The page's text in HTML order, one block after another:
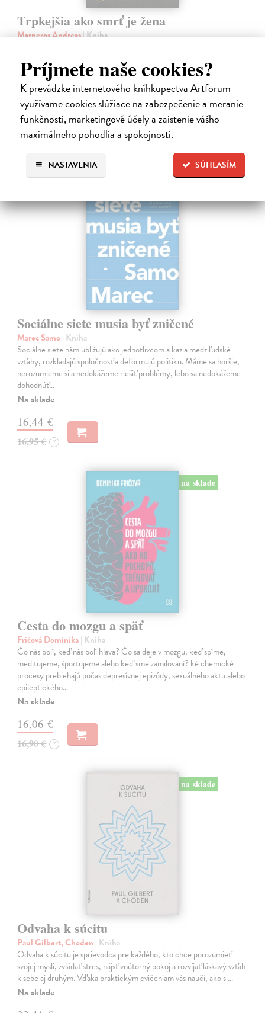
Príjmete naše cookies?
K prevádzke internetového kníhkupectva Artforum
využívame cookies slúžiace na zabezpečenie a meranie
funkčnosti, marketingové účely a zaistenie vášho
maximálneho pohodlia a spokojnosti.
SÚHLASÍM
NASTAVENIA
Trpkejšia ako smrť je žena
Marneros Andreas| Kniha
rovnocennosť a rovnoprávnosť ženy a muža. Vojna a mier medzi
pohlaviami sa však nezačali feminizmom 20. storočia, ale ich
spolužitím.
Zasielame do 14 dní
22,05 €
24,50 € ?
na sklade
Sociálne siete musia byť zničené
Marec Samo| Kniha
Sociálne siete nám ubližujú ako jednotlivcom a kazia medziľudské
vzťahy, rozkladajú spoločnosť a deformujú politiku. Máme sa horšie,
nerozumieme si a nedokážeme riešiť problémy, lebo sa nedokážeme
dohodnúť…
Na sklade
16,44 €
16,95 € ?
na sklade
Cesta do mozgu a späť
Fričová Dominika| Kniha
Čo nás bolí, keď nás bolí hlava? Čo sa deje v mozgu, keď spíme,
meditujeme, športujeme alebo keď sme zamilovaní? ké chemické
procesy prebiehajú počas depresívnej epizódy, sexuálneho aktu alebo
epileptického…
Na sklade
16,06 €
16,90 € ?
na sklade
Odvaha k súcitu
Paul Gilbert, Choden | Kniha
Odvaha k súcitu je sprievodca pre každého, kto chce porozumieť
svojej mysli, zvládať stres, nájsť vnútorný pokoj a rozvíjať láskavý vzťah
k sebe aj druhým. Vďaka praktickým cvičeniam vás naučí, ako si…
Na sklade